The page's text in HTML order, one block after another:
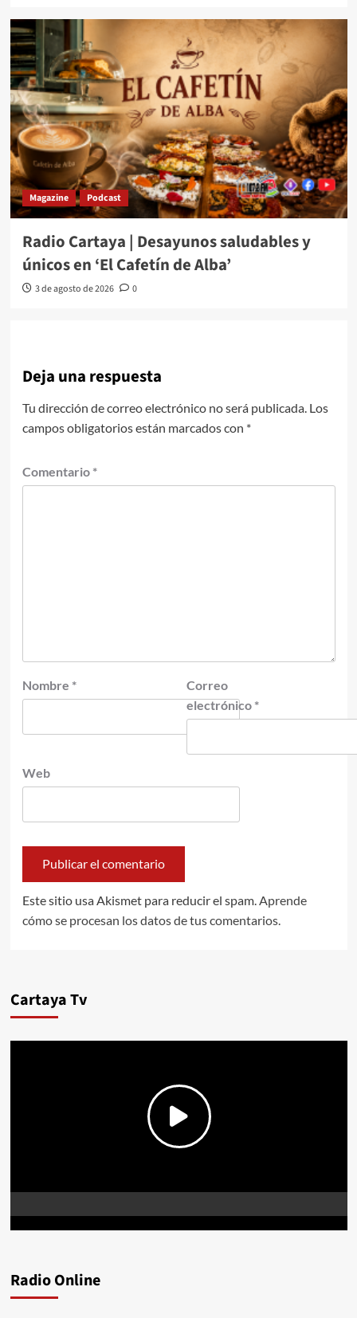
Magazine Podcast
Radio Cartaya | Desayunos saludables y
únicos en ‘El Cafetín de Alba’
3 de agosto de 2026 0
Deja una respuesta
Tu dirección de correo electrónico no será publicada. Los
campos obligatorios están marcados con *
Comentario *
Nombre *
Correo
electrónico *
Web
Este sitio usa Akismet para reducir el spam. Aprende
cómo se procesan los datos de tus comentarios.
Cartaya Tv
Radio Online